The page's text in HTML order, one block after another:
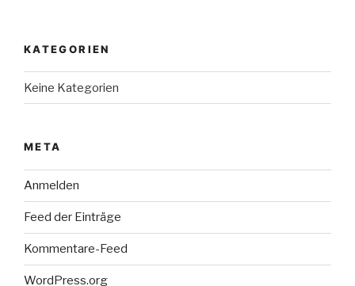
KATEGORIEN
Keine Kategorien
META
Anmelden
Feed der Einträge
Kommentare-Feed
WordPress.org